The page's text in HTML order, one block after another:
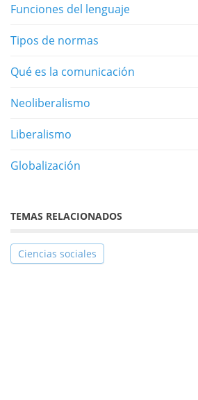
Funciones del lenguaje
Tipos de normas
Qué es la comunicación
Neoliberalismo
Liberalismo
Globalización
TEMAS RELACIONADOS
Ciencias sociales